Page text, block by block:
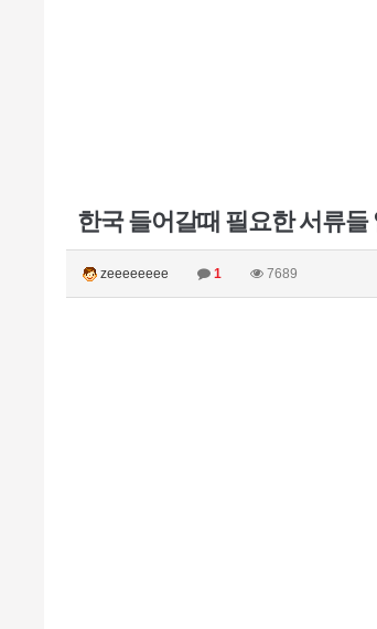
한국 들어갈때 필요한 서류
zeeeeeeee 1 7689